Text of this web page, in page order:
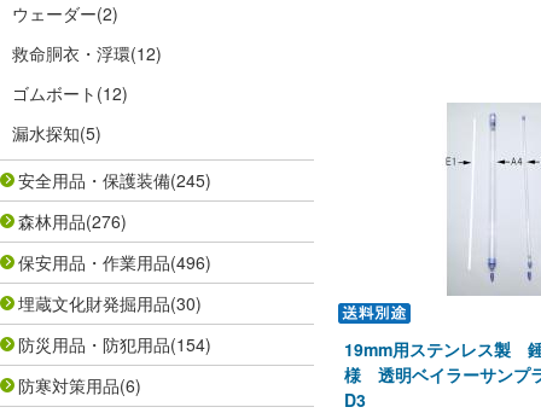
ウェーダー(2)
救命胴衣・浮環(12)
ゴムボート (12)
漏水探知(5)
安全用品・保護装備(245)
森林用品(276)
保安用品・作業用品(496)
埋蔵文化財発掘用品(30)
防災用品・防犯用品(154)
防寒対策用品(6)
19mm用ステンレス製
様 透明ベイラーサンプ
D3